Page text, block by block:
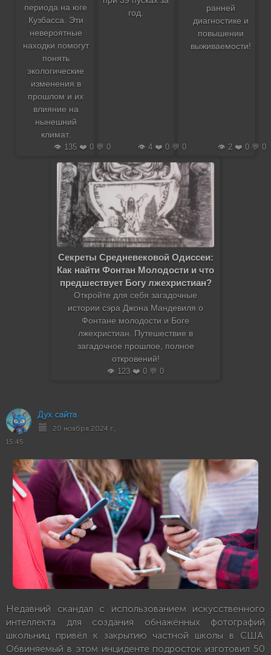
периода на юге
Кузбасса. Эти
невероятные
находки помогут
понять
экологические
изменения в
прошлом и их
влияние на
нынешний
климат.
👁️ 135 ❤️ 0 💬 0
год.
👁️ 4 ❤️ 0 💬 0
ранней
диагностике и
повышении
выживаемости!
👁️ 2 ❤️ 0 💬 0
Секреты Средневековой Одиссеи:
Как найти Фонтан Молодости и что
предшествует Богу лжехристиан?
Откройте для себя загадочные
истории сэра Джона Мандевиля о
Фонтане молодости и Боге
лжехристиан. Путешествие в
загадочное прошлое, полное
откровений!
👁️ 123 ❤️ 0 💬 0
Дух сайта
20 ноября 2024 г.,
15:45
Недавний скандал с использованием искусственного
интеллекта для создания обнажённых фотографий
школьниц привёл к закрытию частной школы в США.
Обвиняемый в этом инциденте подросток изготовил 50